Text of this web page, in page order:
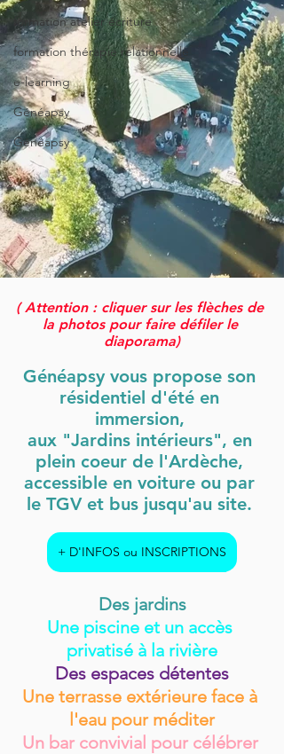
formation atelier écriture
formation thérapie relationnelle
e-learning
Généapsy
Généapsy
( Attention : cliquer sur les flèches de
la photos pour faire défiler le
diaporama)
Généapsy vous propose son
résidentiel d'été en
immersion,
aux "Jardins intérieurs", en
plein coeur de l'Ardèche,
accessible en voiture ou par
le TGV et bus jusqu'au site.
+ D'INFOS ou INSCRIPTIONS
Des jardins
Une piscine et un accès
privatisé à la rivière
Des espaces détentes
Une terrasse extérieure face à
l'eau pour méditer
Un bar convivial pour célébrer